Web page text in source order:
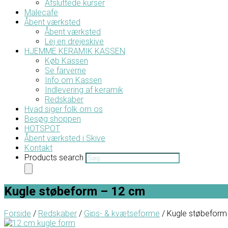
Afsluttede kurser
Malecafe
Åbent værksted
Åbent værksted
Lej en drejeskive
HJEMME KERAMIK KASSEN
Køb Kassen
Se farverne
Info om Kassen
Indlevering af keramik
Redskaber
Hvad siger folk om os
Besøg shoppen
HOTSPOT
Åbent værksted i Skive
Kontakt
Products search
Kugle støbeform – 12 cm
Forside / Redskaber / Gips- & kvætseforme / Kugle